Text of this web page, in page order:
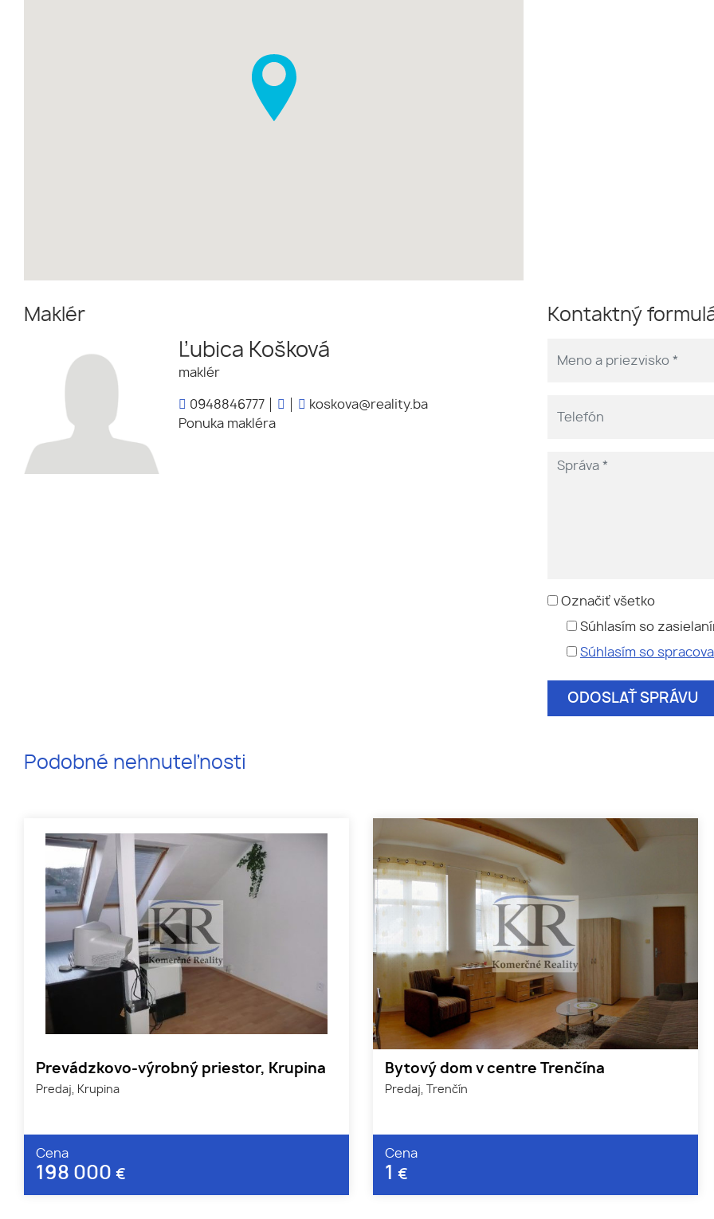
Maklér
Ľubica Košková
maklér
0948846777
koskova@reality.ba
Ponuka makléra
Kontaktný
Označiť všetko
Súhlasím so
Súhlasím so
Podobné nehnuteľnosti
Prevádzkovo-výrobný priestor, Krupina
Predaj, Krupina
Cena
198 000 €
Bytový dom v centre Trenčína
Predaj, Trenčín
Cena
1 €